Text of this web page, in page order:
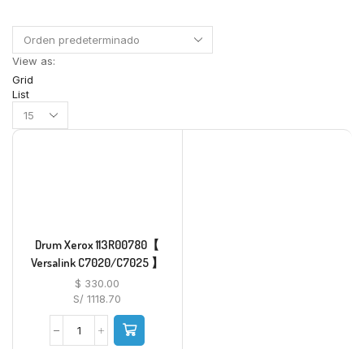
View as:
Grid
List
Drum Xerox 113R00780【
Versalink C7020/C7025 】
$ 330.00
S/ 1118.70